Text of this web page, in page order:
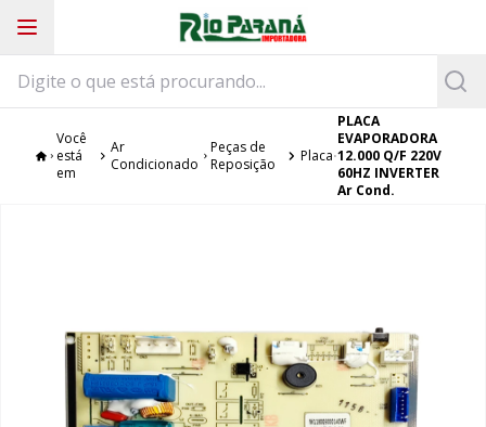
Você
está
em
Ar
Condicionado
Peças de
Reposição
Placa
PLACA
EVAPORADORA
12.000 Q/F 220V
60HZ INVERTER
Ar Cond.